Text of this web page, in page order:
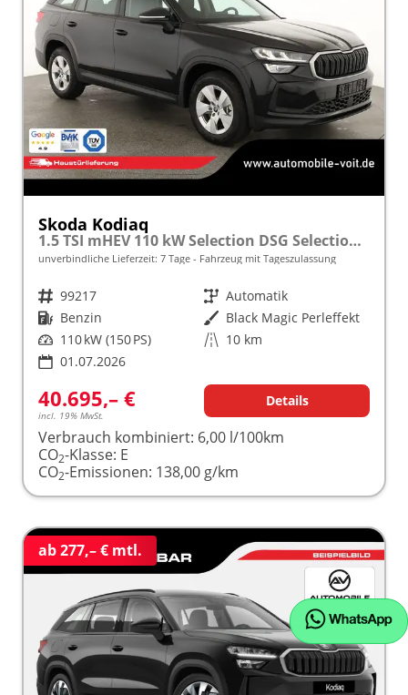
Skoda Kodiaq
1.5 TSI mHEV 110 kW Selection DSG Selection, AHK, Navi, Side, Kamera, Winter, 4 J.- Garantie
unverbindliche Lieferzeit: 7 Tage Fahrzeug mit Tageszulassung
Fahrzeugnr. 99217 Getriebe Automatik
Kraftstoff Benzin Außenfarbe Black Magic Perleffekt
Leistung 110 kW (150 PS) Kilometerstand 10 km
01.07.2026
40.695,– €
incl. 19% MwSt.
Details
Verbrauch kombiniert: 6,00 l/100km
CO2-Klasse: E
CO2-Emissionen: 138,00 g/km
ab 277,– € mtl.